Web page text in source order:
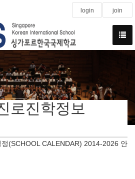
login join
로진학정보
(SCHOOL CALENDAR) 2014-2026 안